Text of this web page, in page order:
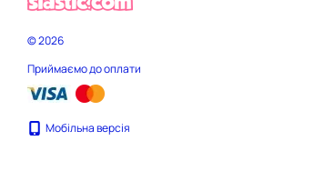
© 2026
Приймаємо до оплати
Мобільна версія